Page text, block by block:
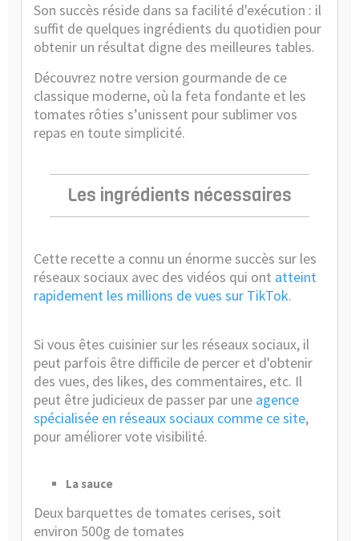
Son succès réside dans sa facilité d'exécution : il
suffit de quelques ingrédients du quotidien pour
obtenir un résultat digne des meilleures tables.
Découvrez notre version gourmande de ce
classique moderne, où la feta fondante et les
tomates rôties s’unissent pour sublimer vos
repas en toute simplicité.
Les ingrédients nécessaires
Cette recette a connu un énorme succès sur les
réseaux sociaux avec des vidéos qui ont atteint
rapidement les millions de vues sur TikTok.
Si vous êtes cuisinier sur les réseaux sociaux, il
peut parfois être difficile de percer et d'obtenir
des vues, des likes, des commentaires, etc. Il
peut être judicieux de passer par une agence
spécialisée en réseaux sociaux comme ce site,
pour améliorer vote visibilité.
La sauce
Deux barquettes de tomates cerises, soit
environ 500g de tomates